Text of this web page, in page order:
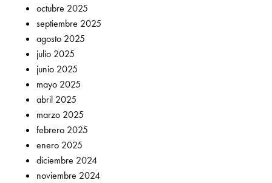
octubre 2025
septiembre 2025
agosto 2025
julio 2025
junio 2025
mayo 2025
abril 2025
marzo 2025
febrero 2025
enero 2025
diciembre 2024
noviembre 2024